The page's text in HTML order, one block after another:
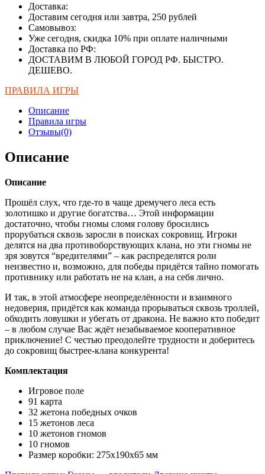
Доставка:
Доставим сегодня или завтра, 250 рублей
Самовывоз:
Уже сегодня, скидка 10% при оплате наличными
Доставка по РФ:
ДОСТАВИМ В ЛЮБОЙ ГОРОД РФ. БЫСТРО.
ДЕШЕВО.
ПРАВИЛА ИГРЫ
Описание
Правила игры
Отзывы(0)
Описание
Описание
Прошёл слух, что где-то в чаще дремучего леса есть
золотишко и другие богатства… Этой информации
достаточно, чтобы гномы сломя голову бросились
прорубаться сквозь заросли в поисках сокровищ. Игроки
делятся на два противоборствующих клана, но эти гномы не
зря зовутся “вредителями” – как распределятся роли
неизвестно и, возможно, для победы придётся тайно помогать
противнику или работать не на клан, а на себя лично.
И так, в этой атмосфере неопределённости и взаимного
недоверия, придётся как команда прорываться сквозь троллей,
обходить ловушки и убегать от дракона. Не важно кто победит
– в любом случае Вас ждёт незабываемое кооперативное
приключение! С честью преодолейте трудности и доберитесь
до сокровищ быстрее-клана конкурента!
Комплектация
Игровое поле
91 карта
32 жетона победных очков
15 жетонов леса
10 жетонов гномов
10 гномов
Размер коробки: 275x190x65 мм